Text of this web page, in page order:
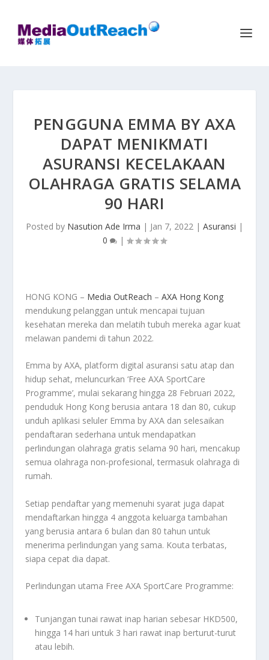
PENGGUNA EMMA BY AXA
DAPAT MENIKMATI
ASURANSI KECELAKAAN
OLAHRAGA GRATIS SELAMA
90 HARI
Posted by Nasution Ade Irma | Jan 7, 2022 | Asuransi |
0
|
HONG KONG – Media OutReach –AXA Hong Kong
mendukung pelanggan untuk mencapai tujuan
kesehatan mereka dan melatih tubuh mereka agar kuat
melawan pandemi di tahun 2022.
Emma by AXA, platform digital asuransi satu atap dan
hidup sehat, meluncurkan ‘Free AXA SportCare
Programme’, mulai sekarang hingga 28 Februari 2022,
penduduk Hong Kong berusia antara 18 dan 80, cukup
unduh aplikasi seluler Emma by AXA dan selesaikan
pendaftaran sederhana untuk mendapatkan
perlindungan olahraga gratis selama 90 hari, mencakup
semua olahraga non-profesional, termasuk olahraga di
rumah.
Setiap pendaftar yang memenuhi syarat juga dapat
mendaftarkan hingga 4 anggota keluarga tambahan
yang berusia antara 6 bulan dan 80 tahun untuk
menerima perlindungan yang sama. Kouta terbatas,
siapa cepat dia dapat.
Perlindungan utama Free AXA SportCare Programme:
Tunjangan tunai rawat inap harian sebesar HKD500,
hingga 14 hari untuk 3 hari rawat inap berturut-turut
atau lebih.